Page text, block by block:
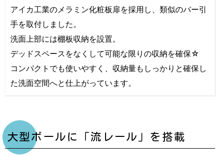
アイカ工業のメラミン化粧板扉を採用し、類似のバー引
手を取付しました。
洗面上部には棚板収納を設置。
デッドスペースをなくして可能な限りの収納を確保☆
コンパクトでも使いやすく、収納量もしっかりと確保し
た洗面空間へと仕上がっています。
大型ボールに「流レール」を搭載